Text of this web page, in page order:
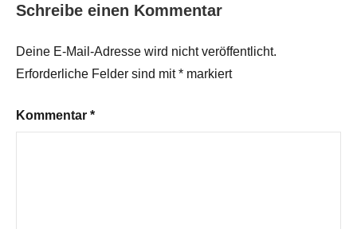
Schreibe einen Kommentar
Deine E-Mail-Adresse wird nicht veröffentlicht.
Erforderliche Felder sind mit* markiert
Kommentar *